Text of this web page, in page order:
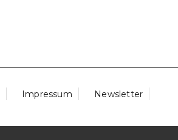
Impressum Newsletter